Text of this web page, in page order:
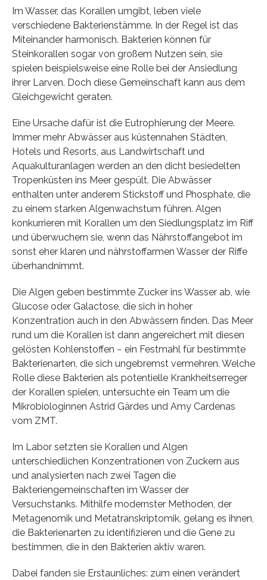
Im Wasser, das Korallen umgibt, leben viele
verschiedene Bakterienstämme. In der Regel ist das
Miteinander harmonisch. Bakterien können für
Steinkorallen sogar von großem Nutzen sein, sie
spielen beispielsweise eine Rolle bei der Ansiedlung
ihrer Larven. Doch diese Gemeinschaft kann aus dem
Gleichgewicht geraten.
Eine Ursache dafür ist die Eutrophierung der Meere.
Immer mehr Abwässer aus küstennahen Städten,
Hotels und Resorts, aus Landwirtschaft und
Aquakulturanlagen werden an den dicht besiedelten
Tropenküsten ins Meer gespült. Die Abwässer
enthalten unter anderem Stickstoff und Phosphate, die
zu einem starken Algenwachstum führen. Algen
konkurrieren mit Korallen um den Siedlungsplatz im Riff
und überwuchern sie, wenn das Nährstoffangebot im
sonst eher klaren und nährstoffarmen Wasser der Riffe
überhandnimmt.
Die Algen geben bestimmte Zucker ins Wasser ab, wie
Glucose oder Galactose, die sich in hoher
Konzentration auch in den Abwässern finden. Das Meer
rund um die Korallen ist dann angereichert mit diesen
gelösten Kohlenstoffen − ein Festmahl für bestimmte
Bakterienarten, die sich ungebremst vermehren. Welche
Rolle diese Bakterien als potentielle Krankheitserreger
der Korallen spielen, untersuchte ein Team um die
Mikrobiologinnen Astrid Gärdes und Amy Cardenas
vom ZMT.
Im Labor setzten sie Korallen und Algen
unterschiedlichen Konzentrationen von Zuckern aus
und analysierten nach zwei Tagen die
Bakteriengemeinschaften im Wasser der
Versuchstanks. Mithilfe modernster Methoden, der
Metagenomik und Metatranskriptomik, gelang es ihnen,
die Bakterienarten zu identifizieren und die Gene zu
bestimmen, die in den Bakterien aktiv waren.
Dabei fanden sie Erstaunliches: zum einen verändert